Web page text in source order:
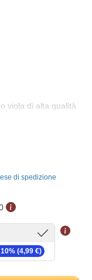
viola di alta qualità
di spedizione
(4,99 €)